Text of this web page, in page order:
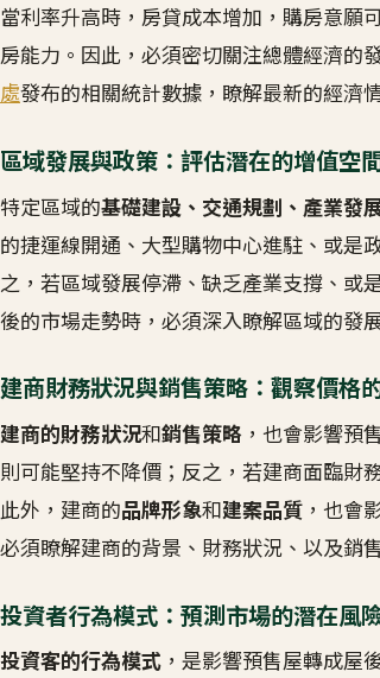
當利率升高時，房貸成本增加，購房意願
房能力。因此，必須密切關注總體經濟的
處發布的相關統計數據，瞭解最新的經濟
區域發展與政策：評估潛在的增值空
特定區域的基礎建設、交通規劃、產業發
的捷運線開通、大型購物中心進駐、或是
之，若區域發展停滯、缺乏產業支撐、或
後的市場走勢時，必須深入瞭解區域的發
建商財務狀況與銷售策略：觀察價格
建商的財務狀況和銷售策略 ，也會影響預
則可能堅持不降價；反之，若建商面臨財
此外，建商的品牌形象和建案品質 ，也會
必須瞭解建商的背景、財務狀況、以及銷
投資者行為模式：預測市場的潛在風
投資客的行為模式 ，是影響預售屋轉成屋